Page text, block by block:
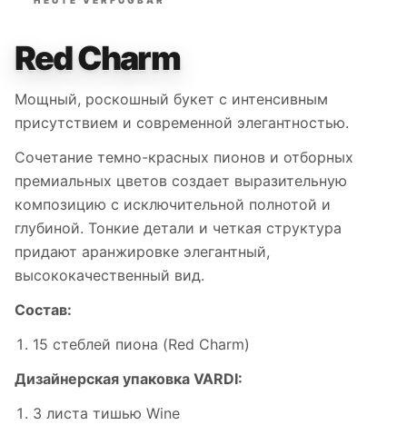
Red Charm
Мощный, роскошный букет с интенсивным
присутствием и современной элегантностью.
Сочетание темно-красных пионов и отборных
премиальных цветов создает выразительную
композицию с исключительной полнотой и
глубиной. Тонкие детали и четкая структура
придают аранжировке элегантный,
высококачественный вид.
Состав:
15 стеблей пиона (Red Charm)
Дизайнерская упаковка VARDI:
3 листа тишью Wine